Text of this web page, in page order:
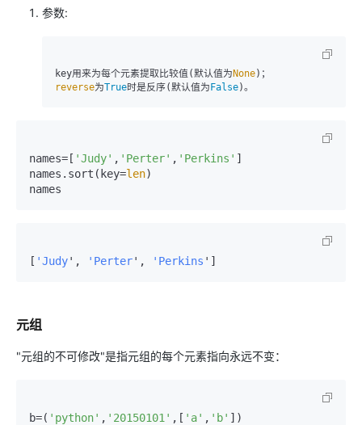
参数:
key用来为每个元素提取比较值(默认值为 None
reverse为True时是反序(默认值为 False)。
names=[ 'Judy' , 'Perter' , 'Perkins' ]
names.sort(key=len)
names
[ 'Judy', 'Perter', 'Perkins ']
元组
"元组的不可修改"是指元组的每个元素指向永远不变：
b=( 'python' , '20150101' ,[ 'a' , 'b' ])